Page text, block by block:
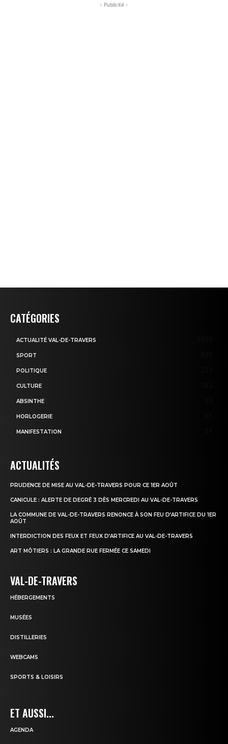
- Publicité -
CATÉGORIES
ACTUALITÉ VAL-DE-TRAVERS
SPORT
POLITIQUE
CULTURE
ABSINTHE
HORLOGERIE
MANIFESTATION
ACTUALITÉS
PRUDENCE DE MISE AU VAL-DE-TRAVERS POUR CE 1ER AOÛT
CANICULE : ALERTE DE DEGRÉ 3 DÈS MERCREDI AU VAL-DE-TRAVERS
LA COMMUNE DE VAL-DE-TRAVERS RENONCE À SON FEU D’ARTIFICE DU 1ER
AOÛT
INTERDICTION DES FEUX ET FEUX D’ARTIFICE AU VAL-DE-TRAVERS
ART MÔTIERS : LA GRANDE RUE FERMÉE CE SAMEDI
VAL-DE-TRAVERS
HÉBERGEMENTS
MUSÉES
DISTILLERIES
WEBCAMS
SPORTS & LOISIRS
ET AUSSI...
AGENDA